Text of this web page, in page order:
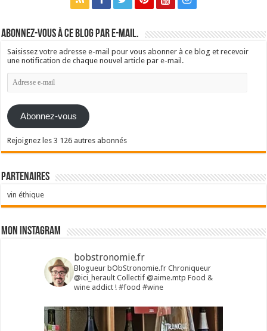
Abonnez-vous à ce blog par e-mail.
Saisissez votre adresse e-mail pour vous abonner à ce blog et recevoir
une notification de chaque nouvel article par e-mail.
Adresse
e-
Abonnez-vous
Rejoignez les 3 126 autres abonnés
Partenaires
vin éthique
Mon Instagram
bobstronomie.fr
Blogueur bObStronomie.fr Chroniqueur
@ici_heraultCollectif @aime.mtp Food &
wine addict !#food #wine